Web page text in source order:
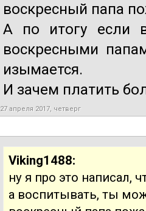
воскресный папа
А по итогу если
воскресными
изымается.
И зачем платить
27 апреля 2017, четверг
Viking1488:
ну я про это написал,
а воспитывать, ты